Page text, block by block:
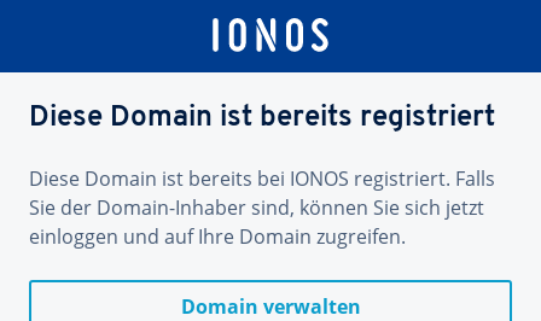
Diese Domain ist bereits registriert
Diese Domain ist bereits bei IONOS registriert. Falls
Sie der Domain-Inhaber sind, können Sie sich jetzt
einloggen und auf Ihre Domain zugreifen.
Domain verwalten